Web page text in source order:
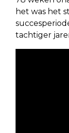
het was het
tachtiger